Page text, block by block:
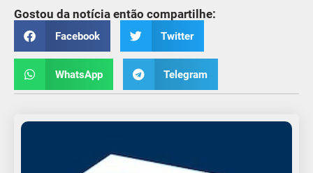
Gostou da notícia então compartilhe:
Facebook Twitter
WhatsApp Telegram